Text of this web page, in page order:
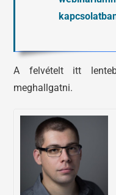
A felvételt itt
meghallgatni.